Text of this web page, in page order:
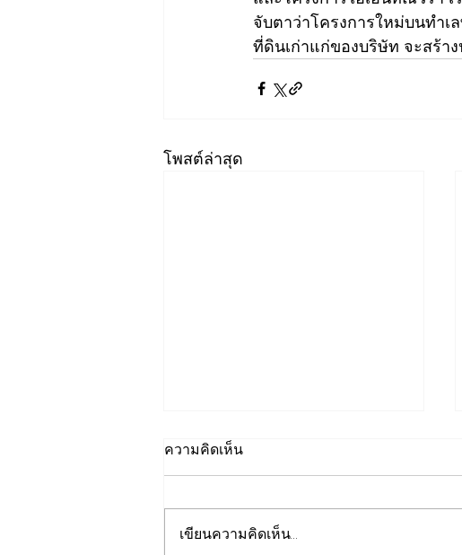
จับตาว่าโครงการใหม่บนทำเ
ที่ดินเก่าแก่ของบริษัท จะสร้า
โพสต์ล่าสุด
ความคิดเห็น
เขียนความคิดเห็น…